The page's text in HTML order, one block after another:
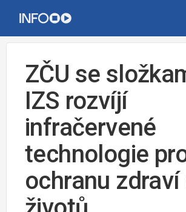
ZČU se
IZS rozvíjí
infračervené
technologie
ochranu zdraví